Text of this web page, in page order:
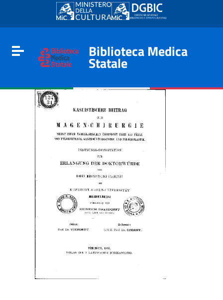
Go to content
Go to the navigation menu
Go to the footer
Toggle navigation
Biblioteca Medica
Statale